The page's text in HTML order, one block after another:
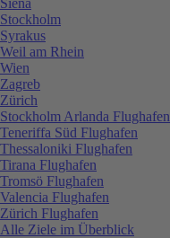
Stockholm
Syrakus
Weil am Rhein
Wien
Zagreb
Zürich
Stockholm Arlanda Flughafen
Teneriffa Süd Flughafen
Thessaloniki Flughafen
Tirana Flughafen
Tromsö Flughafen
Valencia Flughafen
Zürich Flughafen
Alle Ziele im Überblick